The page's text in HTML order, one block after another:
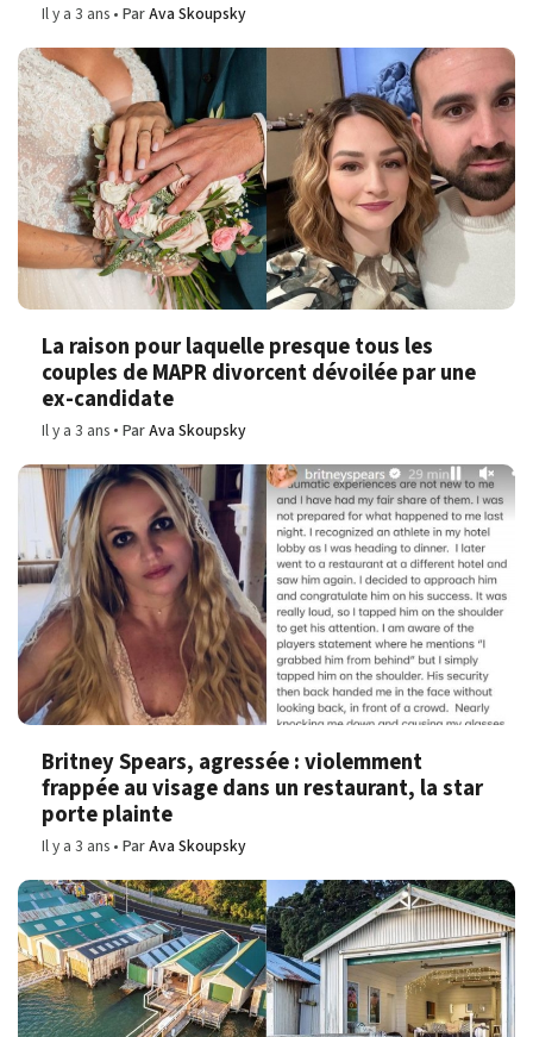
Il y a 3 ans ParAva Skoupsky
La raison pour laquelle presque tous les
couples de MAPR divorcent dévoilée par une
ex-candidate
Il y a 3 ans ParAva Skoupsky
Britney Spears, agressée : violemment
frappée au visage dans un restaurant, la star
porte plainte
Il y a 3 ans ParAva Skoupsky